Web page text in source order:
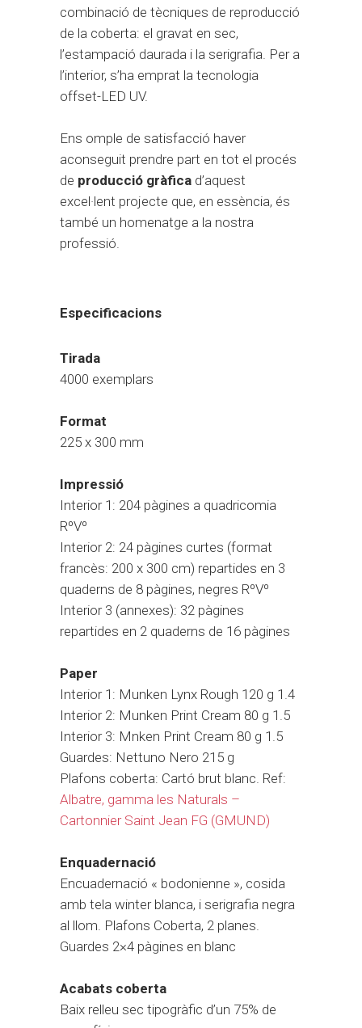
combinació de tècniques de reproducció
de la coberta: el gravat en sec,
l’estampació daurada i la serigrafia. Per a
l’interior, s’ha emprat la tecnologia
offset-LED UV.
Ens omple de satisfacció haver
aconseguit prendre part en tot el procés
de producció gràfica d’aquest
excel·lent projecte que, en essència, és
també un homenatge a la nostra
professió.
Especificacions
Tirada
4000 exemplars
Format
225 x 300 mm
Impressió
Interior 1: 204 pàgines a quadricomia
RºVº
Interior 2: 24 pàgines curtes (format
francès: 200 x 300 cm) repartides en 3
quaderns de 8 pàgines, negres RºVº
Interior 3 (annexes): 32 pàgines
repartides en 2 quaderns de 16 pàgines
Paper
Interior 1: Munken Lynx Rough 120 g 1.4
Interior 2: Munken Print Cream 80 g 1.5
Interior 3: Mnken Print Cream 80 g 1.5
Guardes: Nettuno Nero 215 g
Plafons coberta: Cartó brut blanc. Ref:
Albatre, gamma les Naturals –
Cartonnier Saint Jean FG (GMUND)
Enquadernació
Encuadernació « bodonienne », cosida
amb tela winter blanca, i serigrafia negra
al llom. Plafons Coberta, 2 planes.
Guardes 2×4 pàgines en blanc
Acabats coberta
Baix relleu sec tipogràfic d’un 75% de